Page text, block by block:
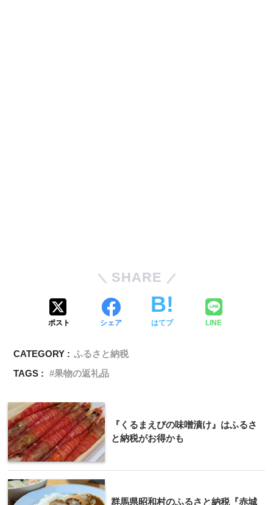
SHARE
ポスト シェア はてブ LINE
CATEGORY : ふるさと納税
TAGS :
果物の返礼品
『くるまえびの味噌漬け』はふるさ
と納税がお得かも
群馬県昭和村のふるさと納税『赤城